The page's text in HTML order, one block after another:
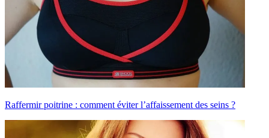
Raffermir poitrine : comment éviter l’affaissement des seins ?